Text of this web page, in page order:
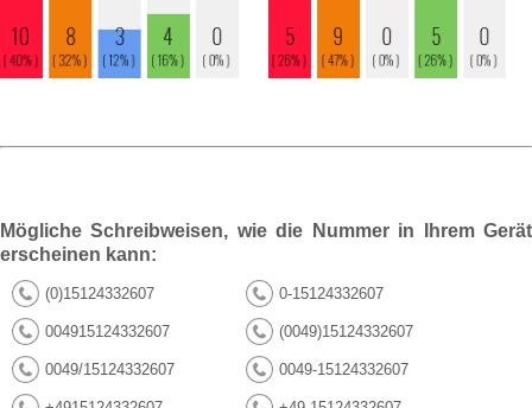
Mögliche Schreibweisen, wie die Nummer in Ihrem Gerät
erscheinen kann:
(0)15124332607 0-15124332607
004915124332607 (0049)15124332607
0049/15124332607 0049-15124332607